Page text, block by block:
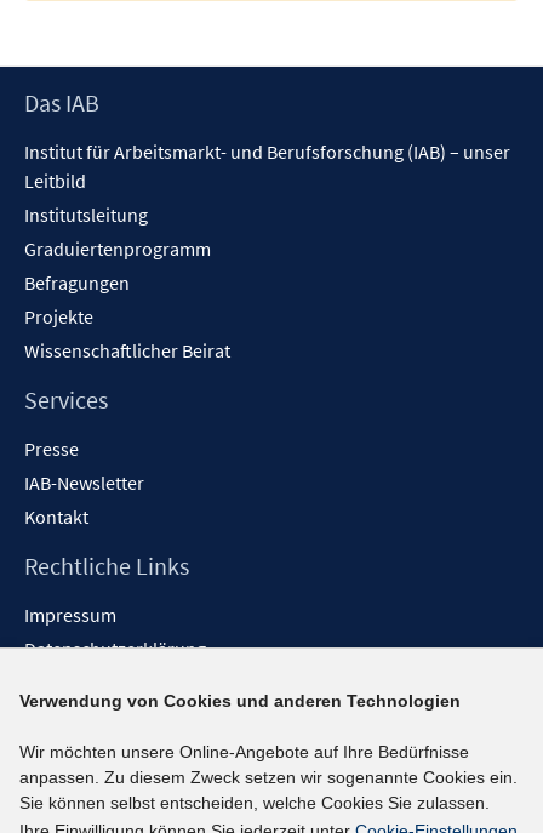
Footer
Das IAB
Institut für Arbeitsmarkt- und Berufsforschung (IAB) – unser
Leitbild
Institutsleitung
Graduiertenprogramm
Befragungen
Projekte
Wissenschaftlicher Beirat
Services
Presse
IAB-Newsletter
Kontakt
Rechtliche Links
Impressum
Datenschutzerklärung
Barrieren melden
Social-Media-Kanäle
BlueSky
Verwendung von Cookies und anderen Technologien
Wir möchten unsere Online-Angebote auf Ihre Bedürfnisse
anpassen. Zu diesem Zweck setzen wir sogenannte Cookies ein.
Sie können selbst entscheiden, welche Cookies Sie zulassen.